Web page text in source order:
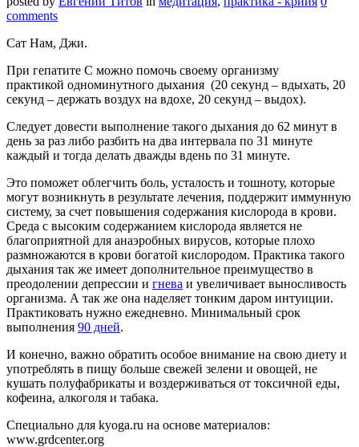
comments
Сат Нам, Джи.
При гепатите С можно помочь своему организму
практикой одноминутного дыхания (20 секунд – вдыхать, 20
секунд – держать воздух на вдохе, 20 секунд – выдох).
Следует довести выполнение такого дыхания до 62 минут в
день за раз либо разбить на два интервала по 31 минуте
каждый и тогда делать дважды вдень по 31 минуте.
Это поможет облегчить боль, усталость и тошноту, которые
могут возникнуть в результате лечения, поддержит иммунную
систему, за счет повышения содержания кислорода в крови.
Среда с высоким содержанием кислорода является не
благоприятной для анаэробных вирусов, которые плохо
размножаются в крови богатой кислородом. Практика такого
дыхания так же имеет дополнительное преимущество в
преодолении депрессии и гнева и увеличивает выносливость
организма. А так же она наделяет тонким даром интуиции.
Практиковать нужно ежедневно. Минимальный срок
выполнения 90 дней.
И конечно, важно обратить особое внимание на свою диету и
употреблять в пищу больше свежей зелени и овощей, не
кушать полуфабрикаты и воздерживаться от токсичной еды,
кофеина, алкоголя и табака.
Специально для kyoga.ru на основе материалов:
www.grdcenter.org